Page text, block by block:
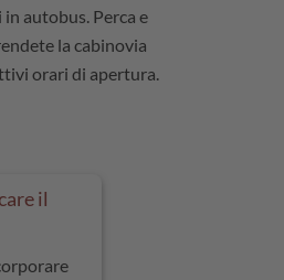
autobus. Perca e
la cabinovia
orari di apertura.
il